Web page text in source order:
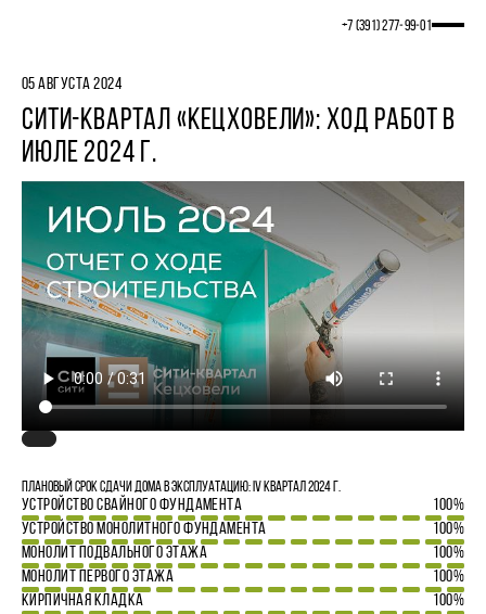
+7 (391) 277‒99‒01
05 АВГУСТА 2024
СИТИ-КВАРТАЛ «КЕЦХОВЕЛИ»: ХОД РАБОТ В
ИЮЛЕ 2024 Г.
Плановый срок сдачи дома в эксплуатацию: IV квартал 2024 г.
УСТРОЙСТВО СВАЙНОГО ФУНДАМЕНТА
100%
УСТРОЙСТВО МОНОЛИТНОГО ФУНДАМЕНТА
100%
МОНОЛИТ ПОДВАЛЬНОГО ЭТАЖА
100%
МОНОЛИТ ПЕРВОГО ЭТАЖА
100%
КИРПИЧНАЯ КЛАДКА
100%